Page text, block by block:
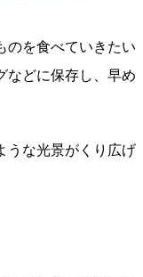
のを食べていきたい
などに保存し、早め
うな光景がくり広げ